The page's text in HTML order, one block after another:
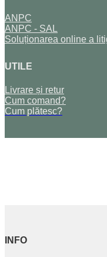
ANPC
ANPC - SAL
Soluționarea online a
UTILE
Livrare și retur
Cum comand?
Cum plătesc?
INFO